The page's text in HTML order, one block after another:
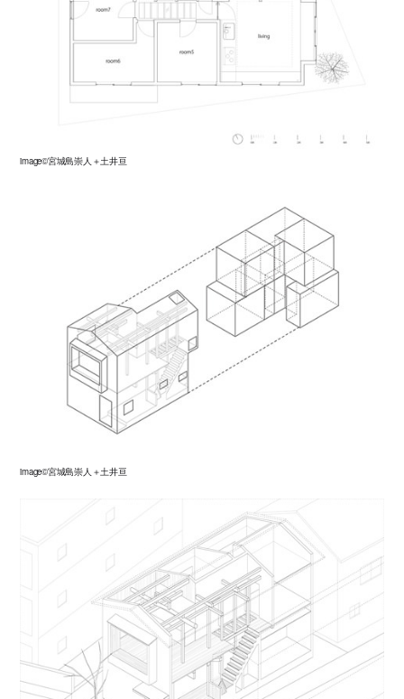
image©宮城島崇人＋土井亘
image©宮城島崇人＋土井亘